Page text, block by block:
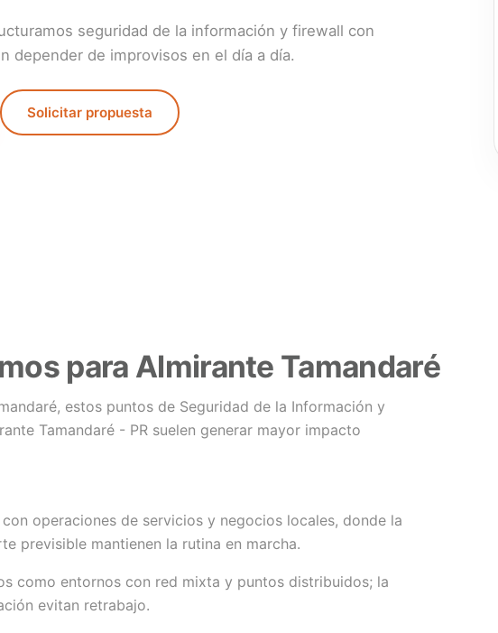
seguridad de la información y firewall con
depender de improvisos en el día a día.
Solicitar propuesta
para Almirante Tamandaré
estos puntos de Seguridad de la Información y
Tamandaré - PR suelen generar mayor impacto
operaciones de servicios y negocios locales, donde la
previsible mantienen la rutina en marcha.
como entornos con red mixta y puntos distribuidos; la
evitan retrabajo.